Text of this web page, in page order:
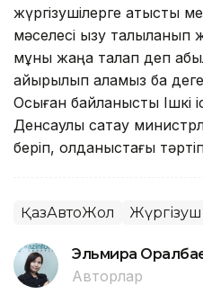
жүргізушілерге қатысты
мәселесі қызу
мұны жаңа талап деп
айырылып қаламыз ба
Осыған байланысты Ішкі
Денсаулық сақтау
беріп, қолданыстағы
ҚазАвтоЖол
Эльмира
Авторлар